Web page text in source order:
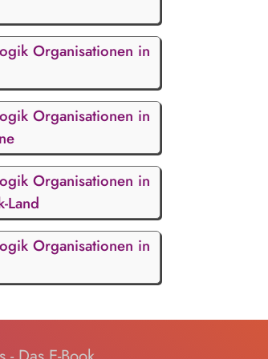
Organisationen in
Organisationen in
Organisationen in
Land
Organisationen in